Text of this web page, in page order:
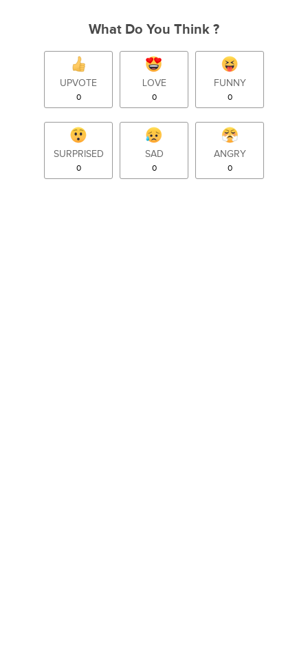
What Do You Think ?
UPVOTE
0
LOVE
0
FUNNY
0
SURPRISED
0
SAD
0
ANGRY
0